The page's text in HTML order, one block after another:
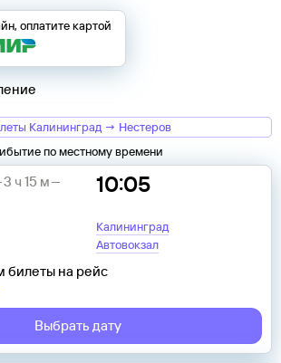
оплатите картой
Калининград → Нестеров
по местному времени
10:05
Калининград
Автовокзал
3 ч 15 м
билеты на рейс
Выбрать дату